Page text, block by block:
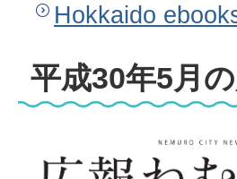
Hokkaido
平成30年5月